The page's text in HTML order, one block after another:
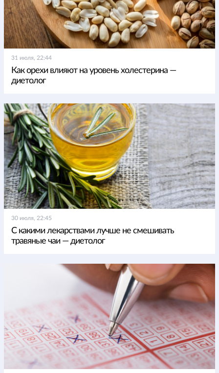
31 июля, 22:44
Как орехи влияют на уровень холестерина —
диетолог
30 июля, 22:45
С какими лекарствами лучше не смешивать
травяные чаи — диетолог